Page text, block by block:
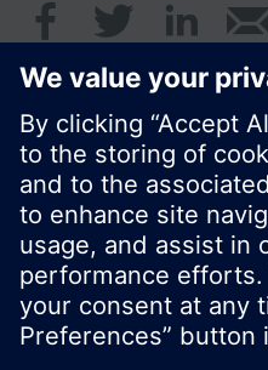
© Siemens AB, Building
CPS - 2017
Produktportfölj och